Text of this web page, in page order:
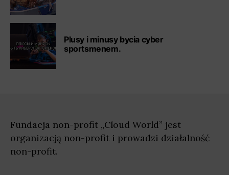
Plusy i minusy bycia cyber
sportsmenem.
Fundacja non-profit „Cloud World” jest
organizacją non-profit i prowadzi działalność
non-profit.